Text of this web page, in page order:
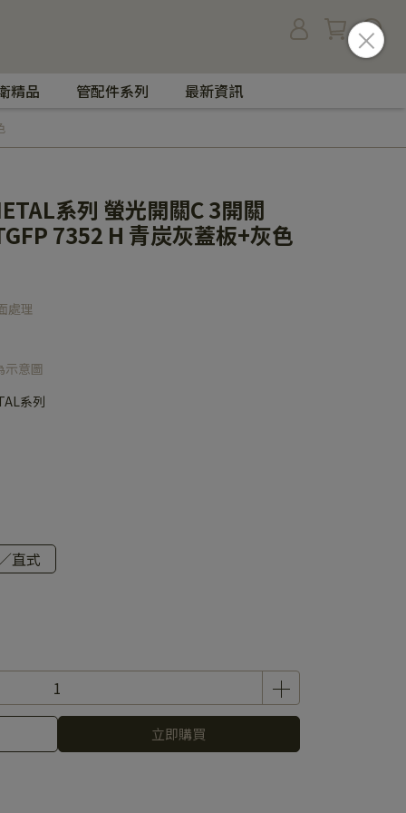
精品 管配件系列 最新資訊
系列 螢光開關C 3開關
7352 H 青炭灰蓋板+灰色
處理
示意圖
系列
直式
立即購買